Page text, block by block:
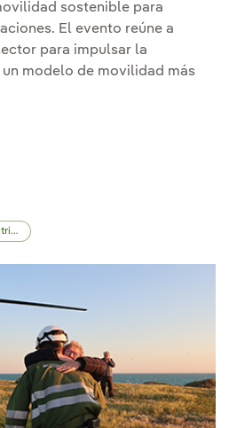
sostenible para
El evento reúne a
para impulsar la
modelo de movilidad más
Mobility Call, el punto de
Mobility Call, el punto de
Global Mobility Call, el